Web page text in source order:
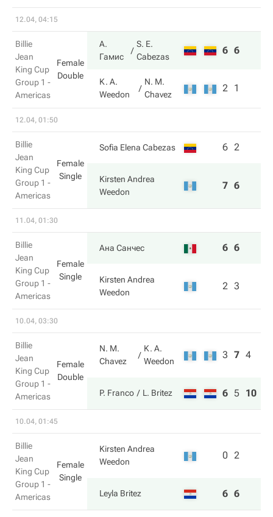
12.04, 04:15
Billie
Jean
King Cup
Group 1 -
Americas
Female
Double
А.
Гамис
S. E.
Cabezas
6 6
K. A.
Weedon
N. M.
Chavez
2 1
12.04, 01:50
Billie
Jean
King Cup
Group 1 -
Americas
Female
Single
Sofia Elena Cabezas 6 2
Kirsten Andrea
Weedon
7 6
11.04, 01:30
Billie
Jean
King Cup
Group 1 -
Americas
Female
Single
Ана Санчес 6 6
Kirsten Andrea
Weedon
2 3
10.04, 03:30
Billie
Jean
King Cup
Group 1 -
Americas
Female
Double
N. M.
Chavez
K. A.
Weedon
3 7 4
P. Franco L. Britez 6 5 10
10.04, 01:45
Billie
Jean
King Cup
Group 1 -
Americas
Female
Single
Kirsten Andrea
Weedon
0 2
Leyla Britez 6 6